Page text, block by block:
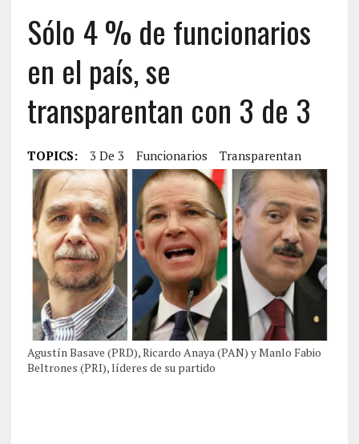
Sólo 4 % de funcionarios
en el país, se
transparentan con 3 de 3
TOPICS: 3 De 3 Funcionarios Transparentan
Agustín Basave (PRD), Ricardo Anaya (PAN) y Manlo Fabio
Beltrones (PRI), líderes de su partido